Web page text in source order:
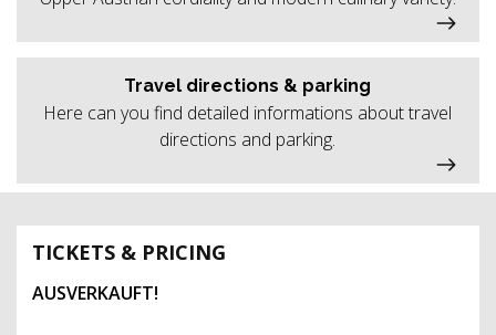
TICKETS & PRICING
AUSVERKAUFT!
Travel directions & parking
Here can you find detailed informations about travel
directions and parking.